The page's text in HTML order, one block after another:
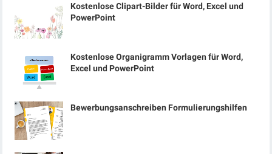
Kostenlose Clipart-Bilder für Word, Excel und
PowerPoint
Kostenlose Organigramm Vorlagen für Word,
Excel und PowerPoint
Bewerbungsanschreiben Formulierungshilfen